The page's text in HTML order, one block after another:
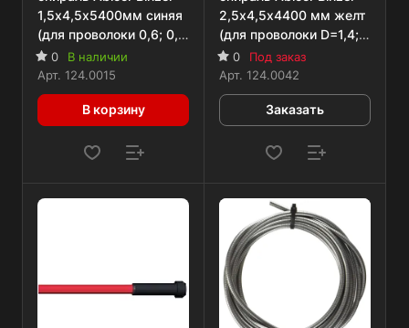
1,5х4,5х5400мм синяя
(для проволоки 0,6; 0,8
мм), 5 м
0
В наличии
Арт. 124.0015
В корзину
2,5х4,5х4400 мм желт
(для проволоки D=1,4;
1,6 мм) RU
0
Под заказ
Арт. 124.0042
Заказать